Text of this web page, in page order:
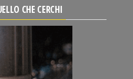
CHE CERCHI